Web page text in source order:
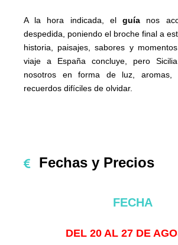
A la hora indicada, elguía nos
despedida, poniendo el broche final a
historia, paisajes, sabores y
viaje a España concluye, pero
nosotros en forma de luz, aromas,
recuerdos difíciles de olvidar.
Fechas y Precios
FECHA
DEL 20 AL 27 DE